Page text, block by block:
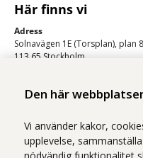
Den här
Vi använder kakor,
upplevelse,
Här finns vi
Adress
Solnavägen 1E (Torsplan), plan 8
113 65 Stockholm